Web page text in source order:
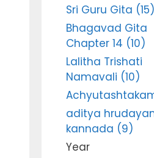
Sri Guru Gita (15)
Bhagavad Gita
Chapter 14 (10)
Lalitha Trishati
Namavali (10)
aditya
kannada (9)
Year